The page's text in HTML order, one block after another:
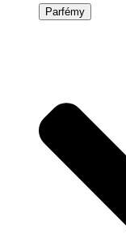
Parfémy